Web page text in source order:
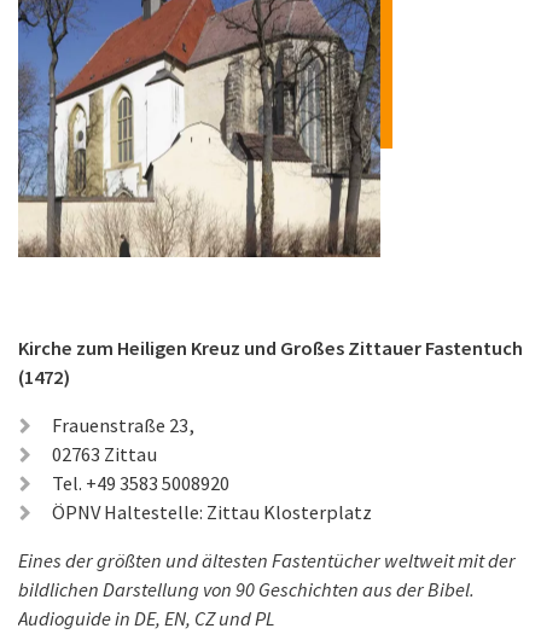
Kirche zum Heiligen Kreuz und Großes Zittauer Fastentuch
(1472)
Frauenstraße 23,
02763 Zittau
Tel. +49 3583 5008920
ÖPNV Haltestelle: Zittau Klosterplatz
Eines der größten und ältesten Fastentücher weltweit mit der
bildlichen Darstellung von 90 Geschichten aus der Bibel.
Audioguide in DE, EN, CZ und PL